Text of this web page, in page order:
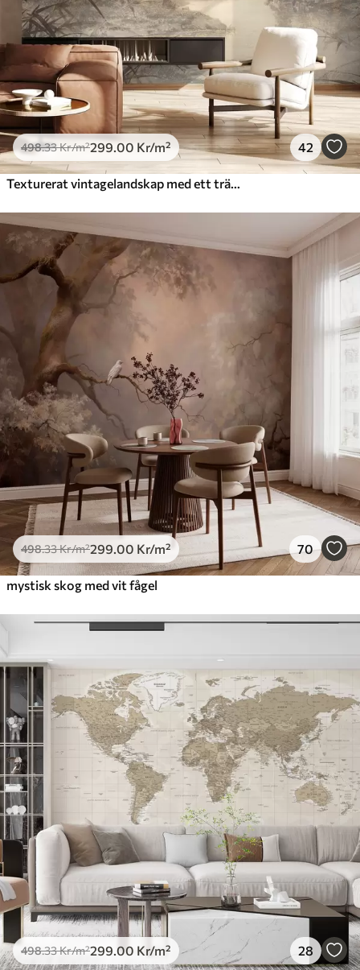
498.33Kr/m²299 .00 Kr/m² 42
498.33Kr/m²299 .00 Kr/m² 70
mystisk skog med vit fågel
498.33Kr/m²299 .00 Kr/m² 28